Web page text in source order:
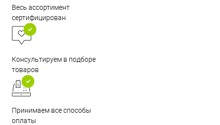
Весь ассортимент
сертифицирован
Консультируем в подборе
товаров
Принимаем все способы
оплаты